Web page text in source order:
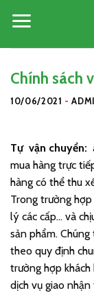
Chính sách
10/06/2021 -
Tự vận chuyển:
mua hàng trực
hàng có thể thu
Trong trường
lý các cấp… và
sản phẩm.
theo quy định
trường hợp khách
dịch vụ giao